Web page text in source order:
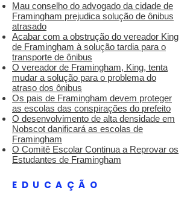
Mau conselho do advogado da cidade de
Framingham prejudica solução de ônibus
atrasado
Acabar com a obstrução do vereador King
de Framingham à solução tardia para o
transporte de ônibus
O vereador de Framingham, King, tenta
mudar a solução para o problema do
atraso dos ônibus
Os pais de Framingham devem proteger
as escolas das conspirações do prefeito
O desenvolvimento de alta densidade em
Nobscot danificará as escolas de
Framingham
O Comitê Escolar Continua a Reprovar os
Estudantes de Framingham
EDUCAÇÃO